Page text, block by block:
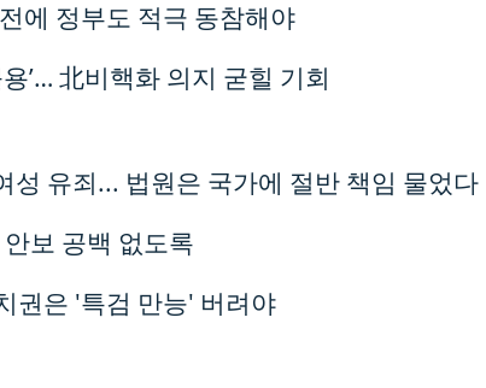
에 정부도 적극 동참해야
’… 北비핵화 의지 굳힐 기회
성 유죄... 법원은 국가에 절반 책임 물었다
보 공백 없도록
권은 '특검 만능' 버려야